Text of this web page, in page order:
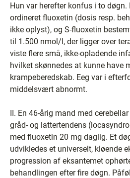
Hun var herefter konfus i to
ordineret fluoxetin (dosis resp.
ikke oplyst), og S-fluoxetin
til 1.500 nmol/l, der ligger over
viste flere små, ikke-opladende
hvilket skønnedes at kunne have
krampeberedskab. Eeg var i
middelsvært abnormt.
II. En 46-årig mand med
gråd- og lattertendens
med fluoxetin 20 mg daglig. Et
udvikledes et universelt, kløende
progression af eksantemet
behandlingen efter fire døgn.